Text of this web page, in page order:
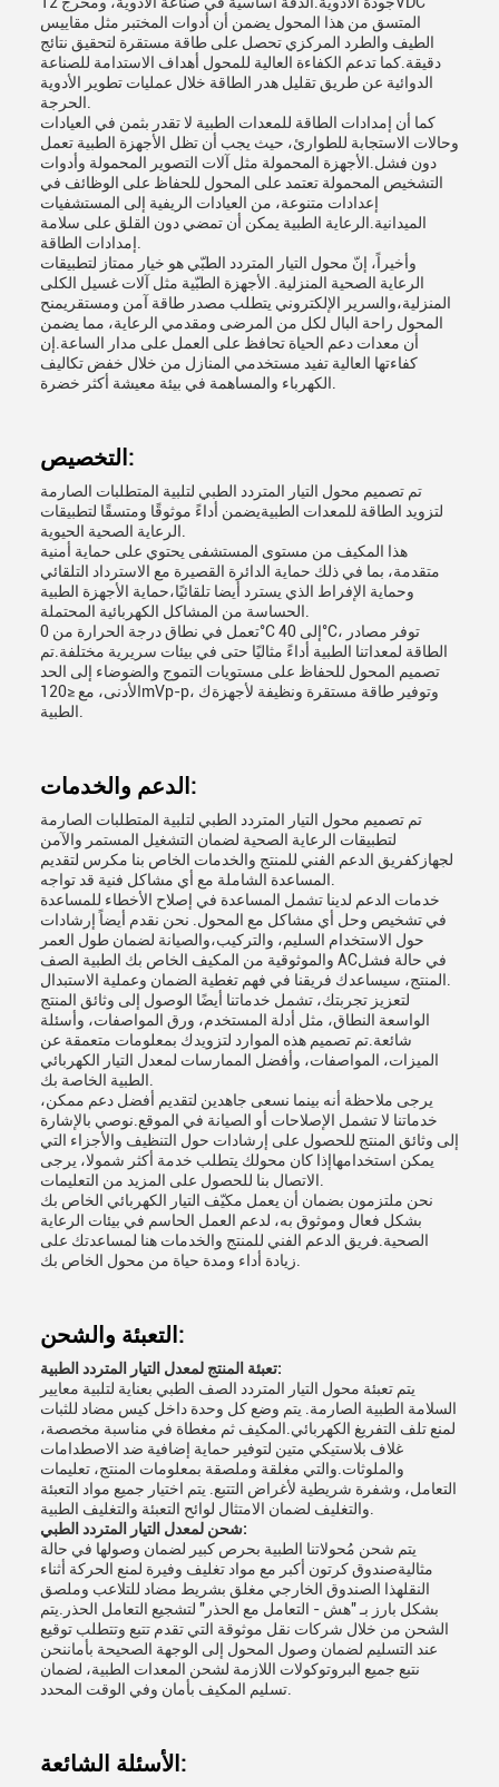
المتسق من هذا المحول يضمن أن أدوات المختبر مثل مقاييس
الطيف والطرد المركزي تحصل على طاقة مستقرة لتحقيق نتائج
دقيقة.كما تدعم الكفاءة العالية للمحول أهداف الاستدامة للصناعة
الدوائية عن طريق تقليل هدر الطاقة خلال عمليات تطوير الأدوية
كما أن إمدادات الطاقة للمعدات الطبية لا تقدر بثمن في العيادات
وحالات الاستجابة للطوارئ، حيث يجب أن تظل الأجهزة الطبية تعمل
دون فشل.الأجهزة المحمولة مثل آلات التصوير المحمولة وأدوات
التشخيص المحمولة تعتمد على المحول للحفاظ على الوظائف في
إعدادات متنوعة، من العيادات الريفية إلى المستشفيات
الميدانية.الرعاية الطبية يمكن أن تمضي دون القلق على سلامة
وأخيراً، إنّ محول التيار المتردد الطبّي هو خيار ممتاز لتطبيقات
الرعاية الصحية المنزلية. الأجهزة الطبّية مثل آلات غسيل الكلى
المنزلية،والسرير الإلكتروني يتطلب مصدر طاقة آمن ومستقريمنح
المحول راحة البال لكل من المرضى ومقدمي الرعاية، مما يضمن
أن معدات دعم الحياة تحافظ على العمل على مدار الساعة.إن
كفاءتها العالية تفيد مستخدمي المنازل من خلال خفض تكاليف
التخصيص:
تم تصميم محول التيار المتردد الطبي لتلبية المتطلبات الصارمة
لتزويد الطاقة للمعدات الطبيةيضمن أداءً موثوقًا ومتسقًا لتطبيقات
هذا المكيف من مستوى المستشفى يحتوي على حماية أمنية
متقدمة، بما في ذلك حماية الدائرة القصيرة مع الاسترداد التلقائي
وحماية الإفراط الذي يسترد أيضا تلقائيًا،حماية الأجهزة الطبية
تعمل في نطاق درجة الحرارة من 0°C إلى 40°C، توفر مصادر
الطاقة لمعداتنا الطبية أداءً مثاليًا حتى في بيئات سريرية مختلفة.تم
تصميم المحول للحفاظ على مستويات التموج والضوضاء إلى الحد
الأدنى، مع ≤120mVp-p، وتوفير طاقة مستقرة ونظيفة لأجهزةك
الدعم والخدمات:
تم تصميم محول التيار المتردد الطبي لتلبية المتطلبات الصارمة
لتطبيقات الرعاية الصحية لضمان التشغيل المستمر والآمن
لجهازكفريق الدعم الفني للمنتج والخدمات الخاص بنا مكرس لتقديم
خدمات الدعم لدينا تشمل المساعدة في إصلاح الأخطاء للمساعدة
في تشخيص وحل أي مشاكل مع المحول. نحن نقدم أيضاً إرشادات
حول الاستخدام السليم، والتركيب،والصيانة لضمان طول العمر
والموثوقية من المكيف الخاص بك الطبية الصف ACفي حالة فشل
لتعزيز تجربتك، تشمل خدماتنا أيضًا الوصول إلى وثائق المنتج
الواسعة النطاق، مثل أدلة المستخدم، ورق المواصفات، وأسئلة
شائعة.تم تصميم هذه الموارد لتزويدك بمعلومات متعمقة عن
الميزات، المواصفات، وأفضل الممارسات لمعدل التيار الكهربائي
يرجى ملاحظة أنه بينما نسعى جاهدين لتقديم أفضل دعم ممكن،
خدماتنا لا تشمل الإصلاحات أو الصيانة في الموقع.نوصي بالإشارة
إلى وثائق المنتج للحصول على إرشادات حول التنظيف والأجزاء التي
يمكن استخدامهاإذا كان محولك يتطلب خدمة أكثر شمولا، يرجى
نحن ملتزمون بضمان أن يعمل مكيّف التيار الكهربائي الخاص بك
بشكل فعال وموثوق به، لدعم العمل الحاسم في بيئات الرعاية
الصحية.فريق الدعم الفني للمنتج والخدمات هنا لمساعدتك على
التعبئة والشحن:
تعبئة المنتج لمعدل التيار المتردد الطبية:
يتم تعبئة محول التيار المتردد الصف الطبي بعناية لتلبية معايير
السلامة الطبية الصارمة. يتم وضع كل وحدة داخل كيس مضاد للثبات
لمنع تلف التفريغ الكهربائي.المكيف ثم مغطاة في مناسبة مخصصة،
غلاف بلاستيكي متين لتوفير حماية إضافية ضد الاصطدامات
والملوثات.والتي مغلقة وملصقة بمعلومات المنتج، تعليمات
التعامل، وشفرة شريطية لأغراض التتبع. يتم اختيار جميع مواد التعبئة
شحن لمعدل التيار المتردد الطبي:
يتم شحن مُحولاتنا الطبية بحرص كبير لضمان وصولها في حالة
مثاليةصندوق كرتون أكبر مع مواد تغليف وفيرة لمنع الحركة أثناء
النقلهذا الصندوق الخارجي مغلق بشريط مضاد للتلاعب وملصق
بشكل بارز بـ "هش - التعامل مع الحذر" لتشجيع التعامل الحذر.يتم
الشحن من خلال شركات نقل موثوقة التي تقدم تتبع وتتطلب توقيع
عند التسليم لضمان وصول المحول إلى الوجهة الصحيحة بأماننحن
نتبع جميع البروتوكولات اللازمة لشحن المعدات الطبية، لضمان
الأسئلة الشائعة: